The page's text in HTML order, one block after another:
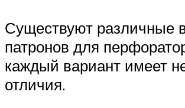
Существуют различные
патронов для
каждый вариант имеет
отличия.